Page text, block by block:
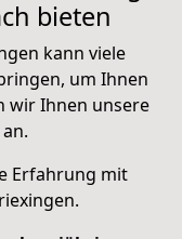
bieten
kann viele
um Ihnen
wir Ihnen unsere
Erfahrung mit
.